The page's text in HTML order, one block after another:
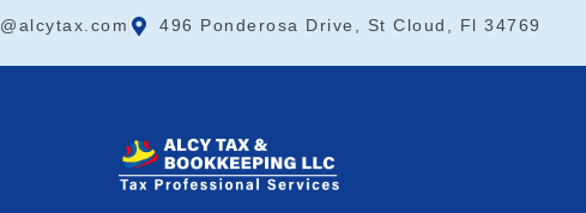
496 Ponderosa Drive, St Cloud, Fl 34769